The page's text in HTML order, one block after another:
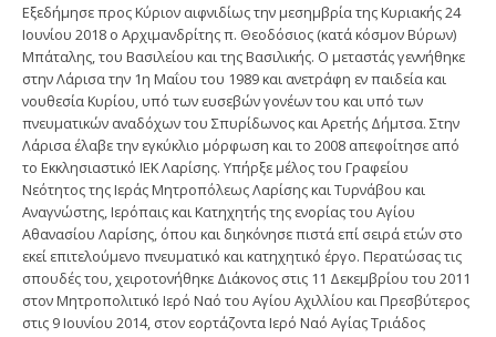
Εξεδήμησε προς Κύριον αιφνιδίως την μεσημβρία της Κυριακής 24
Ιουνίου 2018 ο Αρχιμανδρίτης π. Θεοδόσιος (κατά κόσμον Βύρων)
Μπάταλης, του Βασιλείου και της Βασιλικής. Ο μεταστάς γεννήθηκε
στην Λάρισα την 1η Μαΐου του 1989 και ανετράφη εν παιδεία και
νουθεσία Κυρίου, υπό των ευσεβών γονέων του και υπό των
πνευματικών αναδόχων του Σπυρίδωνος και Αρετής Δήμτσα. Στην
Λάρισα έλαβε την εγκύκλιο μόρφωση και το 2008 απεφοίτησε από
το Εκκλησιαστικό ΙΕΚ Λαρίσης. Υπήρξε μέλος του Γραφείου
Νεότητος της Ιεράς Μητροπόλεως Λαρίσης και Τυρνάβου και
Αναγνώστης, Ιερόπαις και Κατηχητής της ενορίας του Αγίου
Αθανασίου Λαρίσης, όπου και διηκόνησε πιστά επί σειρά ετών στο
εκεί επιτελούμενο πνευματικό και κατηχητικό έργο. Περατώσας τις
σπουδές του, χειροτονήθηκε Διάκονος στις 11 Δεκεμβρίου του 2011
στον Μητροπολιτικό Ιερό Ναό του Αγίου Αχιλλίου και Πρεσβύτερος
στις 9 Ιουνίου 2014, στον εορτάζοντα Ιερό Ναό Αγίας Τριάδος